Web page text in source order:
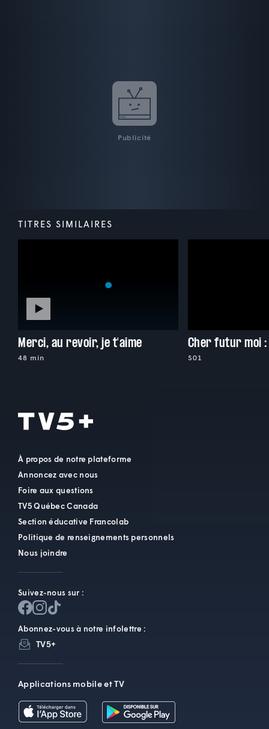
Publicité
TITRES SIMILAIRES
Merci, au revoir, je t'aime
48 min
Cher futur moi :
S01
À propos de notre plateforme
Annoncez avec nous
Foire aux questions
TV5 Québec Canada
Section éducative Francolab
Politique de renseignements personnels
Nous joindre
Suivez-nous sur :
Abonnez-vous à notre infolettre :
TV5+
Applications mobile et TV